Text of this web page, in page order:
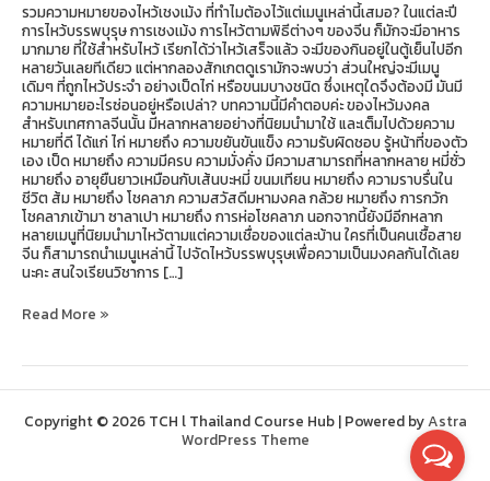
รวมความหมายของไหว้เชงเม้ง ที่ทำไมต้องไว้แต่เมนูเหล่านี้เสมอ? ในแต่ละปี
การไหว้บรรพบุรุษ การเชงเม้ง การไหว้ตามพิธีต่างๆ ของจีน ก็มักจะมีอาหาร
มากมาย ที่ใช้สำหรับไหว้ เรียกได้ว่าไหว้เสร็จแล้ว จะมีของกินอยู่ในตู้เย็นไปอีก
หลายวันเลยทีเดียว แต่หากลองสักเกตดูเรามักจะพบว่า ส่วนใหญ่จะมีเมนู
เดิมๆ ที่ถูกไหว้ประจำ อย่างเป็ดไก่ หรือขนมบางชนิด ซึ่งเหตุใดจึงต้องมี มันมี
ความหมายอะไรซ่อนอยู่หรือเปล่า? บทความนี้มีคำตอบค่ะ ของไหว้มงคล
สำหรับเทศกาลจีนนั้น มีหลากหลายอย่างที่นิยมนำมาใช้ และเต็มไปด้วยความ
หมายที่ดี ได้แก่ ไก่ หมายถึง ความขยันขันแข็ง ความรับผิดชอบ รู้หน้าที่ของตัว
เอง เป็ด หมายถึง ความมีครบ ความมั่งคั่ง มีความสามารถที่หลากหลาย หมี่ซั่ว
หมายถึง อายุยืนยาวเหมือนกับเส้นบะหมี่ ขนมเทียน หมายถึง ความราบรื่นใน
ชีวิต ส้ม หมายถึง โชคลาภ ความสวัสดีมหามงคล กล้วย หมายถึง การกวัก
โชคลาภเข้ามา ซาลาเปา หมายถึง การห่อโชคลาภ นอกจากนี้ยังมีอีกหลาก
หลายเมนูที่นิยมนำมาไหว้ตามแต่ความเชื่อของแต่ละบ้าน ใครที่เป็นคนเชื้อสาย
จีน ก็สามารถนำเมนูเหล่านี้ ไปจัดไหว้บรรพบุรุษเพื่อความเป็นมงคลกันได้เลย
นะคะ สนใจเรียนวิชาการ […]
Read More »
Copyright © 2026 TCH l Thailand Course Hub | Powered byAstra
WordPress Theme